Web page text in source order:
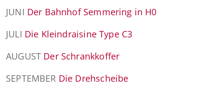
JUNI Der Bahnhof Semmering in H0
JULI Die Kleindraisine Type C3
AUGUST Der Schrankkoffer
SEPTEMBER Die Drehscheibe